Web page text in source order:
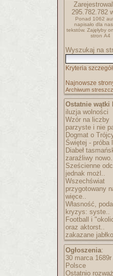
295.782.782
Ponad 1062
napisało dla
tekstów. Zajęłyby
stron A4
Wyszukaj na
Kryteria
Najnowsze
Archiwum
Ostatnie wątki
iluzja wolności
Wzór na liczby
parzyste i nie
Dogmat o
Świętej - próba
Diabeł
zaraźliwy
Sześcienne
jednak możl..
Wszechświat
przygotowany
więce..
Własność,
kryzys: syste..
Football i
oraz aktorst..
zakazane
Ogłoszenia:
30 marca 1689r
Polsce
Ostatnio